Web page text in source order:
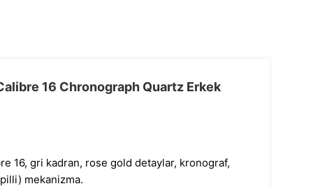
16 Chronograph Quartz Erkek
16, gri kadran, rose gold detaylar, kronograf,
mekanizma.